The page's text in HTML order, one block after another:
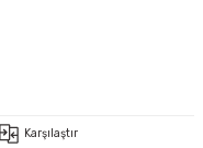
Karşılaştır